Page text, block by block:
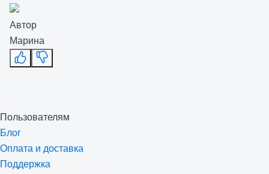
Автор
Марина
Пользователям
Блог
Оплата и доставка
Поддержка